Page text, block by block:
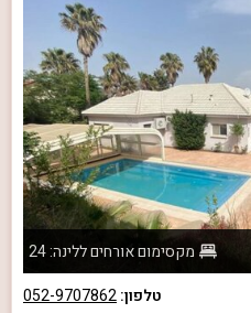
מקסימום אורחים ללינה: 24
טלפון:052-9707862